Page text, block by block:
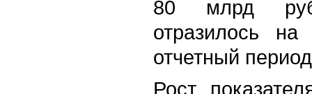
80 млрд
отразилось
отчетный
Рост